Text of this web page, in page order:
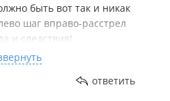
быть вот так и никак
шаг вправо-расстрел
и следствия!
лишь пока после
меня многие
ответить